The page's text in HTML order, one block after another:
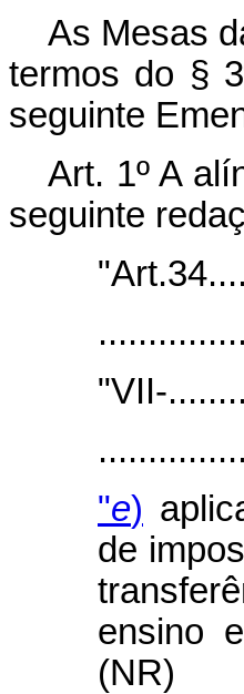
As Mesas
termos do §
seguinte
Art. 1º A
seguinte
"VII-
"e)
de
ensino
(NR)